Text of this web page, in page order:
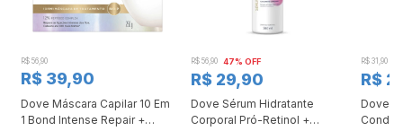
R$ 56,90
R$ 39,90
Dove Máscara Capilar 10 Em
1 Bond Intense Repair +
R$ 56,90 47% OFF
R$ 29,90
Dove Sérum Hidratante
Corporal Pró-Retinol +
R$ 31,90
R$
Dove